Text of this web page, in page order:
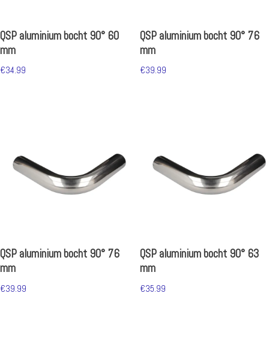
QSP aluminium bocht 90° 60
mm
€34.99
QSP aluminium bocht 90° 76
mm
€39.99
QSP aluminium bocht 90° 76
mm
€39.99
QSP aluminium bocht 90° 63
mm
€35.99